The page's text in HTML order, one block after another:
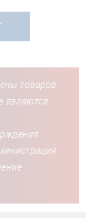
товаров
являются